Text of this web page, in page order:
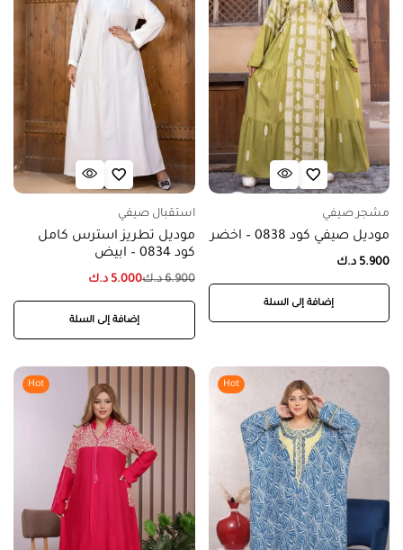
مشجر صيفي
موديل صيفي كود 0838 – اخضر
5.900 د.ك
إضافة إلى السلة
استقبال صيفي
موديل تطريز استرس كامل
كود 0834 – ابيض
6.900 د.ك5.000 د.ك
إضافة إلى السلة
Hot
Hot